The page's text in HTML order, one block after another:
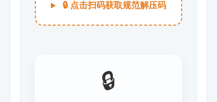
🔒 点击扫码获取规范解压码
🔒